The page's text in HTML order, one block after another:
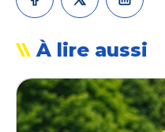
À lire aussi